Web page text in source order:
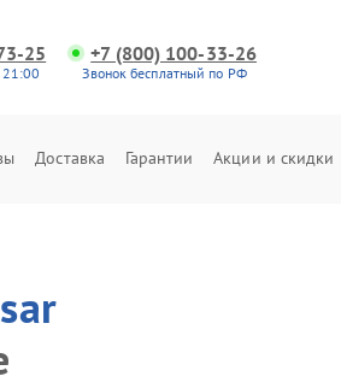
25
21:00
+7 (800) 100-33-26
Звонок бесплатный по РФ
Доставка Гарантии Акции и скидки